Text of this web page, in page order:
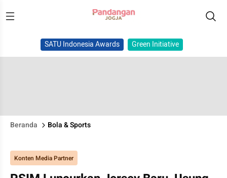
SATU Indonesia Awards Green Initiative
Beranda Bola & Sports
Konten Media Partner